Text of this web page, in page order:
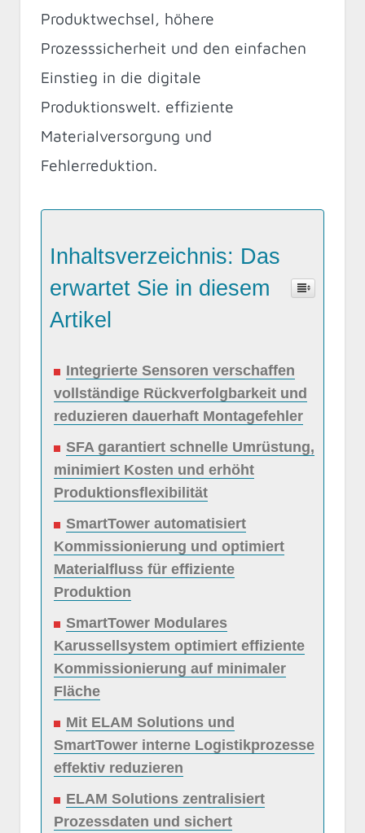
Produktwechsel, höhere
Prozesssicherheit und den einfachen
Einstieg in die digitale
Produktionswelt. effiziente
Materialversorgung und
Fehlerreduktion.
Inhaltsverzeichnis: Das
erwartet Sie in diesem
Artikel
Integrierte Sensoren verschaffen
vollständige Rückverfolgbarkeit und
reduzieren dauerhaft Montagefehler
SFA garantiert schnelle Umrüstung,
minimiert Kosten und erhöht
Produktionsflexibilität
SmartTower automatisiert
Kommissionierung und optimiert
Materialfluss für effiziente
Produktion
SmartTower Modulares
Karussellsystem optimiert effiziente
Kommissionierung auf minimaler
Fläche
Mit ELAM Solutions und
SmartTower interne Logistikprozesse
effektiv reduzieren
ELAM Solutions zentralisiert
Prozessdaten und sichert